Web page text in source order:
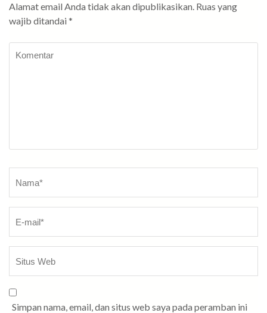
Alamat email Anda tidak akan dipublikasikan. Ruas yang
wajib ditandai *
Simpan nama, email, dan situs web saya pada peramban ini